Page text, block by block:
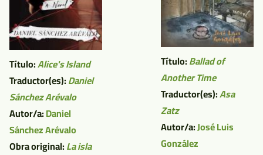
Título:Alice's Island
Traductor(es):Daniel
Sánchez Arévalo
Autor/a:Daniel
Sánchez Arévalo
Obra original:La isla
Título:Ballad of
Another Time
Traductor(es):Asa
Zatz
Autor/a:José Luis
González